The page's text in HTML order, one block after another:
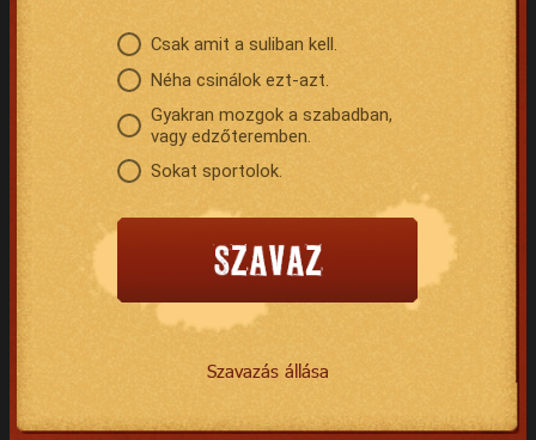
Csak amit a suliban kell.
Néha csinálok ezt-azt.
Gyakran mozgok a szabadban,
vagy edzőteremben.
Sokat sportolok.
Szavazás állása